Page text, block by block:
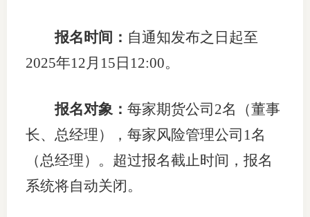
协会采
报名时间： 自通知发布之日起至
2025年12月15日12:00。
报名对象： 每家期货公司2名（董事
长、总经理），每家风险管理公司1名
（总经理）。超过报名截止时间，报名
系统将自动关闭。